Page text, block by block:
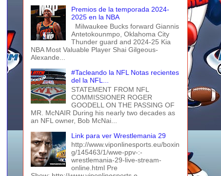
Premios de la temporada 2024-
2025 en la NBA
Milwaukee Bucks forward Giannis
Antetokounmpo, Oklahoma City
Thunder guard and 2024-25 Kia
NBA Most Valuable Player Shai Gilgeous-
Alexande...
#Tacleando la NFL Notas recientes
del la NFL...
STATEMENT FROM NFL
COMMISSIONER ROGER
GOODELL ON THE PASSING OF
MR. McNAIR During his nearly two decades as
an NFL owner, Bob McNai...
Link para ver Wrestlemania 29
http://www.viponlinesports.eu/boxin
g/145463/1/wwe-ppv-:-
wrestlemania-29-live-stream-
online.html Pre